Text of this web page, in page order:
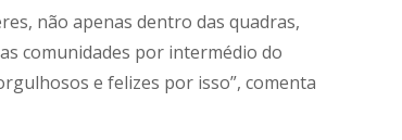
não apenas dentro das quadras,
comunidades por intermédio do
e felizes por isso”, comenta